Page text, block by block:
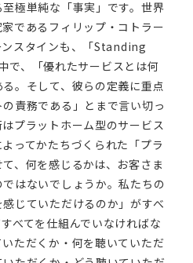
極単純な「事実」です。世界
であるフィリップ・コトラー
ンスタインも、「Standing
で、「優れたサービスとは何
。そして、彼らの定義に重点
責務である」とまで言い切っ
プラットホーム型のサービス
ってかたちづくられた「プラ
、何を感じるかは、お客さま
はないでしょうか。私たちの
じていただけるのか」がすべ
べてを仕組んでいなければな
ただくか・何を聴いていただ